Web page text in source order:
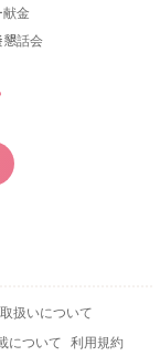
金
話会
扱いについて
について 利用規約